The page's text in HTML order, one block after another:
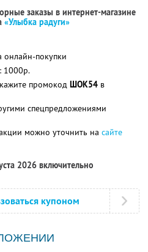
заказы в интернет-магазине
«Улыбка радуги»
онлайн-покупки
1000р.
промокод ШОК54 в
спецпредложениями
можно уточнить на сайте
2026 включительно
купоном